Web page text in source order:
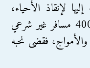
لإنقاذ الأحياء،
ساعات عدة قضاها ما يزيد عن 400 مسافر غير شرعي
فقضى نحبه